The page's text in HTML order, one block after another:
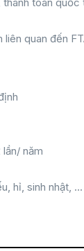
liên quan đến
năm
hỉ, sinh nhật, ...